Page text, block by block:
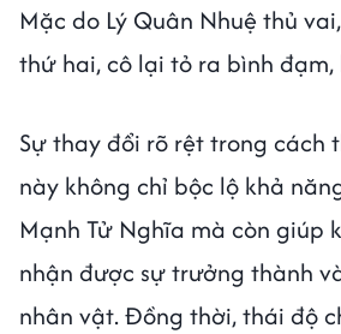
Mặc do Lý Quân Nhuệ thủ
thứ hai, cô lại tỏ ra bình
Sự thay đổi rõ rệt trong cách
này không chỉ bộc lộ khả
Mạnh Tử Nghĩa mà còn giúp
nhận được sự trưởng thành
nhân vật. Đồng thời, thái độ